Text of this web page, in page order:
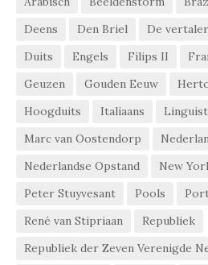
Deens
Den Briel De
Duits
Engels Filips II
Geuzen
Gouden Eeuw
Hoogduits
Italiaans
Marc van Oostendorp
Nederlandse Opstand
New
Peter Stuyvesant
Pools
René van Stipriaan
Republiek
Republiek der Zeven Verenigde